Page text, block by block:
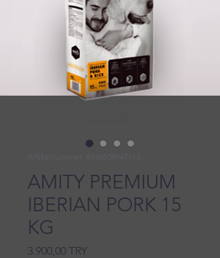
Artikelnummer: 8436538947913
AMITY PREMIUM
IBERIAN PORK 15
KG
3.900,00 TRYPreis